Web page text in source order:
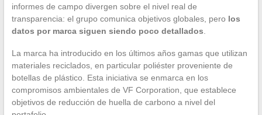
informes de campo divergen sobre el nivel real de
transparencia: el grupo comunica objetivos globales, pero los
datos por marca siguen siendo poco detallados
La marca ha introducido en los últimos años gamas que utilizan
materiales reciclados, en particular poliéster proveniente de
botellas de plástico. Esta iniciativa se enmarca en los
compromisos ambientales de VF Corporation, que establece
objetivos de reducción de huella de carbono a nivel del